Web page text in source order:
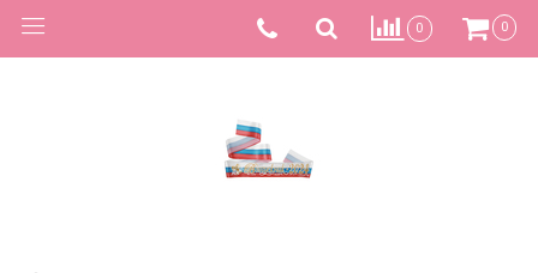
0 0